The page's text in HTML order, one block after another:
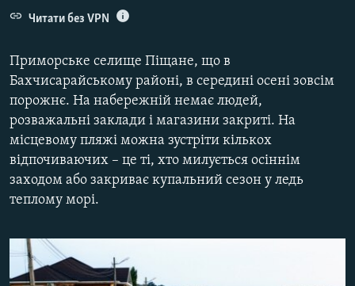
ВСЕ ЗА ДЕНЬ
ДЕПОРТАЦІЯ
ВІДЕОУРОКИ «ELIFBE»
СВІДЧЕННЯ ОКУПАЦІЇ
УКРАЇНСЬКА ПРОБЛЕМА КРИМУ
ЯК ОБІЙТИ БЛОКУВАННЯ
Русский
Qırımtatar
ДОЛУЧАЙСЯ!
Усі сайти RFE/RL
Приморське селище Піщане, що в
Бахчисарайському районі, в середині осені зовсім
порожнє. На набережній немає людей,
розважальні заклади і магазини закриті. На
місцевому пляжі можна зустріти кількох
відпочиваючих – це ті, хто милується осіннім
заходом або закриває купальний сезон у ледь
теплому морі.
Читати без VPN